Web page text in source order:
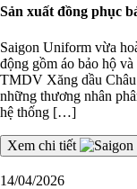
Sản xuất đồng phục
Saigon Uniform vừa
động gồm áo bảo hộ
TMDV Xăng dầu
những thương nhân
hệ thống […]
Xem chi tiết
14/04/2026